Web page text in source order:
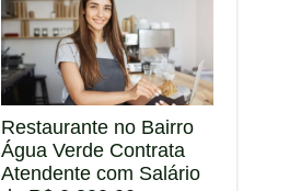
Restaurante no Bairro
Água Verde Contrata
Atendente com Salário